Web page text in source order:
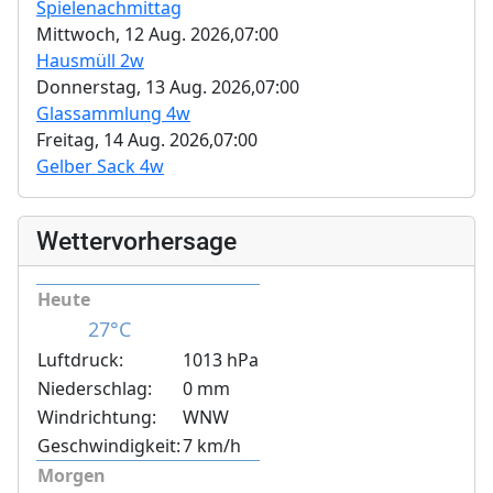
Spielenachmittag
Mittwoch, 12 Aug. 2026,07:00
Hausmüll 2w
Donnerstag, 13 Aug. 2026,07:00
Glassammlung 4w
Freitag, 14 Aug. 2026,07:00
Gelber Sack 4w
Wettervorhersage
Heute
27°C
Luftdruck:
1013 hPa
Niederschlag:
0 mm
Windrichtung:
WNW
Geschwindigkeit:7 km/h
Morgen